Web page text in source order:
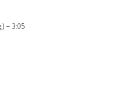
– 3:05